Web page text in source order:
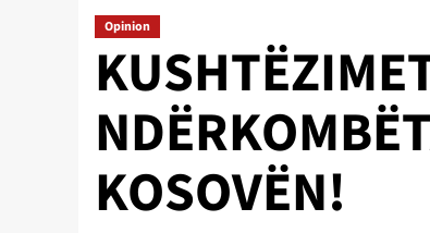
Opinion
KOSOVËN!